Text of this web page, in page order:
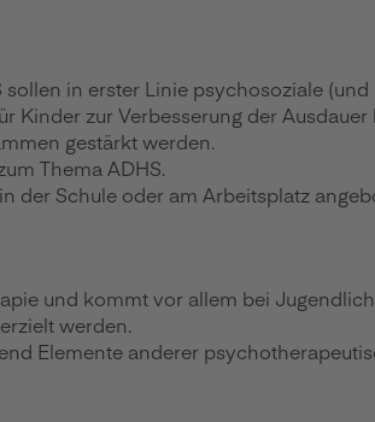
in erster Linie psychosoziale
Kinder zur Verbesserung der
gestärkt werden.
Thema ADHS.
der Schule oder am Arbeitsplatz
und kommt vor allem bei
werden.
Elemente anderer